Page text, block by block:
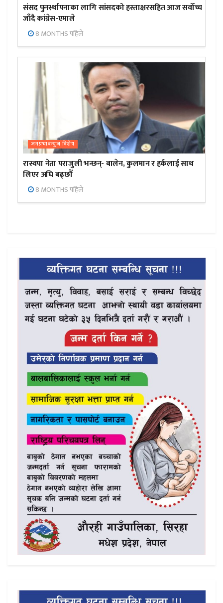
संसद पुनर्स्थापनाका लागि सांसदको हस्ताक्षरसहित आज सर्वोच्च
जाँदै कांग्रेस-एमाले
8 MONTHS पहिले
जनप्रभाबन्युज विशेष
रास्वपा नेता पराजुली भन्छन्- बालेन, कुलमान र हर्कलाई साथ
लिएर अघि बढ्छौँ
8 MONTHS पहिले